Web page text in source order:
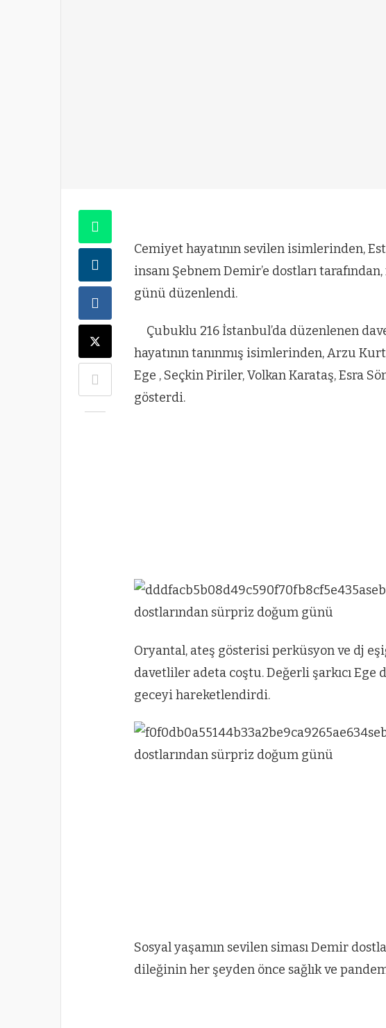
Cemiyet hayatının sevilen isimlerinden,
insanı Şebnem Demir’e dostları
günü düzenlendi.
Çubuklu 216 İstanbul’da düzenlenen
hayatının tanınmış isimlerinden, Arzu
Ege , Seçkin Piriler, Volkan Karataş, Esra
gösterdi.
Oryantal, ateş gösterisi perküsyon ve dj
davetliler adeta coştu. Değerli şarkıcı
geceyi hareketlendirdi.
Sosyal yaşamın sevilen siması Demir
dileğinin her şeyden önce sağlık ve